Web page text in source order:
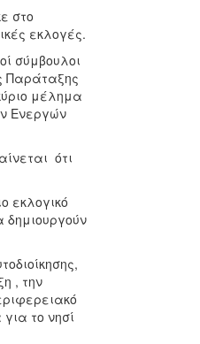
στο
εκλογές.
σύμβουλοι
Παράταξης
μέλημα
Ενεργών
ότι
εκλογικό
, την
το νησί